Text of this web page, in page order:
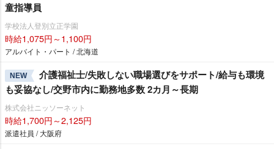
童指導員
学校法人登別立正学園
時給1,075円～1,100円
アルバイト・パート / 北海道
NEW
介護福祉士/失敗しない職場選びをサポート/給与も環境
も妥協なし/交野市内に勤務地多数 2カ月～長期
株式会社ニッソーネット
時給1,700円～2,125円
派遣社員 / 大阪府